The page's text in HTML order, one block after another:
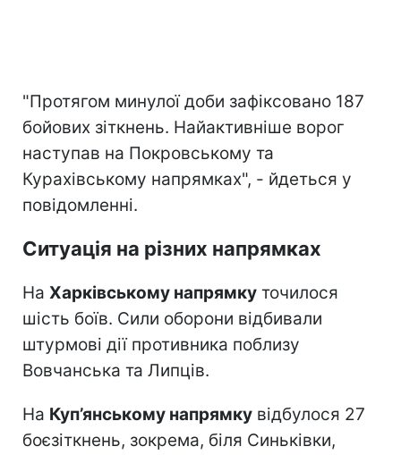
"Протягом минулої доби зафіксовано 187
бойових зіткнень. Найактивніше ворог
наступав на Покровському та
Курахівському напрямках", - йдеться у
повідомленні.
Ситуація на різних напрямках
На Харківському напрямку точилося
шість боїв. Сили оборони відбивали
штурмові дії противника поблизу
Вовчанська та Липців.
На Куп’янському напрямку відбулося 27
боєзіткнень, зокрема, біля Синьківки,